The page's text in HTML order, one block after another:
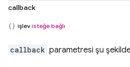
callback
işlevisteğe bağlı
callback parametresi şu